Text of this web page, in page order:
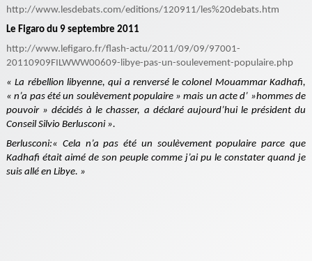
http://www.lesdebats.com/editions/120911/les%20debats.htm
Le Figaro du 9 septembre 2011
http://www.lefigaro.fr/flash-actu/2011/09/09/97001-
20110909FILWWW00609-libye-pas-un-soulevement-populaire.php
« La rébellion libyenne, qui a renversé le colonel Mouammar Kadhafi,
« n’a pas été un soulèvement populaire » mais un acte d’ »hommes de
pouvoir » décidés à le chasser, a déclaré aujourd’hui le président du
Conseil Silvio Berlusconi ».
Berlusconi:« Cela n’a pas été un soulèvement populaire parce que
Kadhafi était aimé de son peuple comme j’ai pu le constater quand je
suis allé en Libye. »